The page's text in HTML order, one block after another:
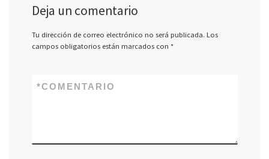
Deja un comentario
Tu dirección de correo electrónico no será publicada. Los
campos obligatorios están marcados con *
COMENTARIO
*